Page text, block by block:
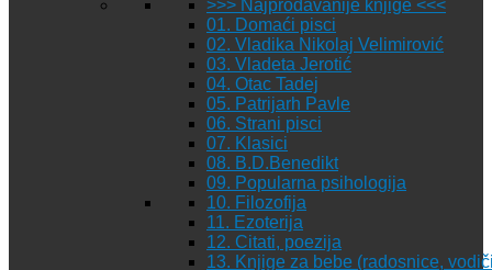
>>> Najprodavanije knjige <<<
01. Domaći pisci
02. Vladika Nikolaj Velimirović
03. Vladeta Jerotić
04. Otac Tadej
05. Patrijarh Pavle
06. Strani pisci
07. Klasici
08. B.D.Benedikt
09. Popularna psihologija
10. Filozofija
11. Ezoterija
12. Citati, poezija
13. Knjige za bebe (radosnice,